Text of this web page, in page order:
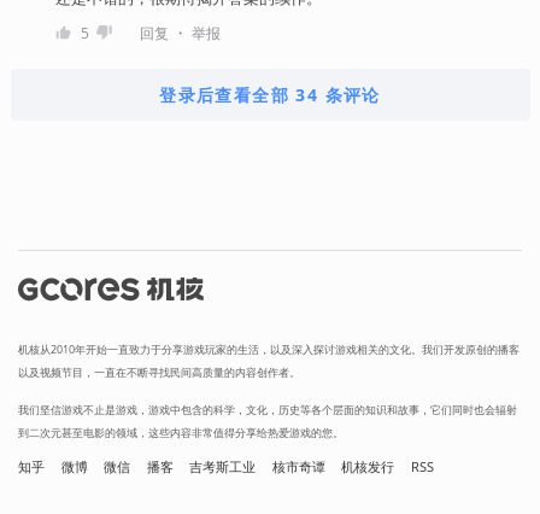
5 回复 ・ 举报
登录后查看全部 34 条评论
机核从2010年开始一直致力于分享游戏玩家的生活，以及深入探讨游戏相关的文化。我们开发原创的播客
以及视频节目，一直在不断寻找民间高质量的内容创作者。
我们坚信游戏不止是游戏，游戏中包含的科学，文化，历史等各个层面的知识和故事，它们同时也会辐射
到二次元甚至电影的领域，这些内容非常值得分享给热爱游戏的您。
知乎 微博 微信 播客 吉考斯工业 核市奇谭 机核发行 RSS